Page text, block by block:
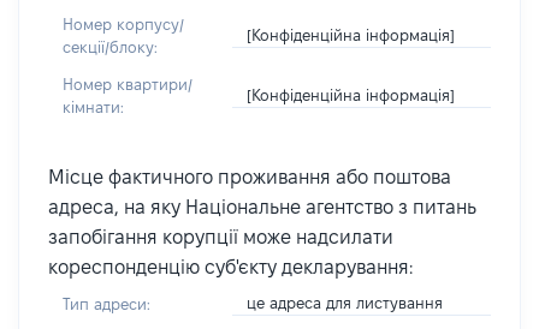
Номер корпусу/
секції/блоку:
[Конфіденційна інформація]
Номер квартири/
кімнати:
[Конфіденційна інформація]
Місце фактичного проживання або поштова
адреса, на яку Національне агентство з питань
запобігання корупції може надсилати
кореспонденцію суб'єкту декларування:
Тип адреси: це адреса для листування